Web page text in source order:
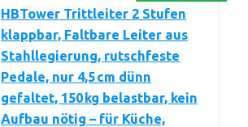
HBTower Trittleiter 2 Stufen
klappbar, Faltbare Leiter aus
Stahllegierung, rutschfeste
Pedale, nur 4,5 cm dünn
gefaltet, 150 kg belastbar, kein
Aufbau nötig – für Küche,